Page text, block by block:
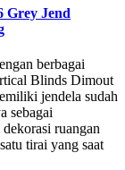
Grey Jend
berbagai
Blinds Dimout
jendela sudah
sebagai
ruangan
tirai yang saat